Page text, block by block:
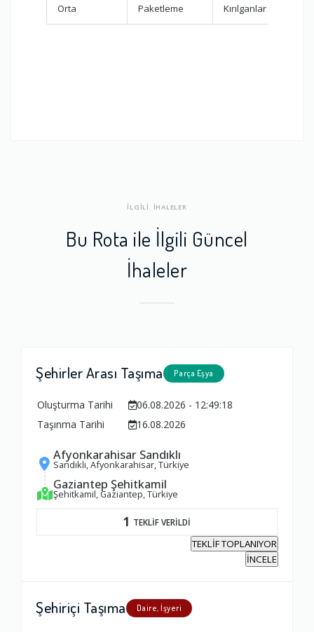
Orta Paketleme Kırılganlar için özel
İLGİLİ İHALELER
Bu Rota ile İlgili Güncel
İhaleler
Şehirler Arası Taşıma Parça Eşya
Oluşturma Tarihi
06.08.2026 - 12:49:18
Taşınma Tarihi
16.08.2026
Afyonkarahisar Sandıklı
Sandıklı, Afyonkarahisar, Türkiye
Gaziantep Şehitkamil
Şehitkamil, Gaziantep, Türkiye
1 TEKLİF VERİLDİ
TEKLİF TOPLANIYOR
İNCELE
Şehiriçi Taşıma Daire, İşyeri